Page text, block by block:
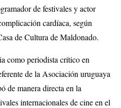
de festivales y actor
cardíaca, según
de Cultura de Maldonado.
como periodista crítico en
de la Asociación uruguaya
de manera directa en la
internacionales de cine en el